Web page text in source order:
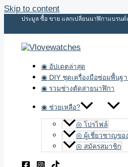
Skip to content
ประมูล ซื้อ ขาย แลกเปลี่ยนนาฬิกาแบรนด์
◉ อัปเดตล่าสุด
◉ DIY ชุดเครื่องมือซ่อมพื้นฐ
◉ รวมช่างตัดสายนาฬิกา
◉ ช่วยเหลือ?
◎ โปรไฟล์
◎ ผู้เชี่ยวชาญขอ
◎ สมัครสมาชิก